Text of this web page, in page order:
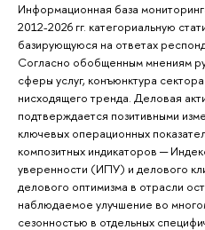
Информационная база
2012-2026 гг. категориальную
базирующуюся на ответах
Согласно обобщенным мнениям
сферы услуг, конъюнктура
нисходящего тренда. Деловая
подтверждается позитивными
ключевых операционных
композитных индикаторов ─
уверенности (ИПУ) и делового
делового оптимизма в отрасли
наблюдаемое улучшение во
сезонностью в отдельных